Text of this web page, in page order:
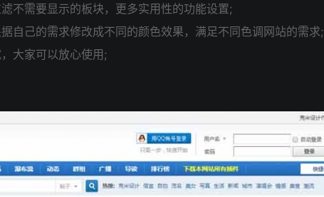
不需要显示的板块，更多实用性的功能设置;
自己的需求修改成不同的颜色效果，满足不同色调网站的需求;
大家可以放心使用;